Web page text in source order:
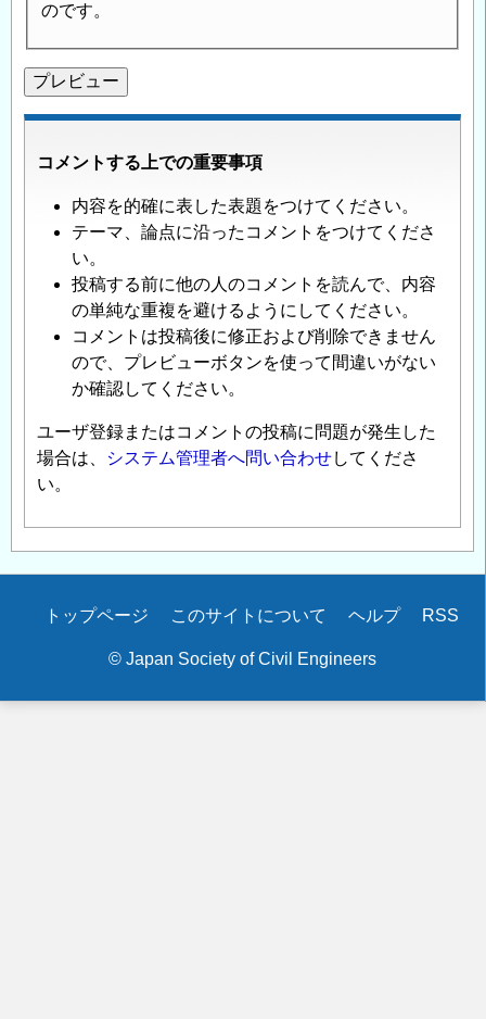
のです。
コメントする上での重要事項
内容を的確に表した表題をつけてください。
テーマ、論点に沿ったコメントをつけてくださ
い。
投稿する前に他の人のコメントを読んで、内容
の単純な重複を避けるようにしてください。
コメントは投稿後に修正および削除できません
ので、プレビューボタンを使って間違いがない
か確認してください。
ユーザ登録またはコメントの投稿に問題が発生した
場合は、
システム管理者へ問い合わせしてくださ
い。
Secondary
トップページ このサイトについて ヘルプ RSS
© Japan Society of Civil Engineers